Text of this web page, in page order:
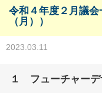
令和４年度２月議
（月））
2023.03.11
１ フューチャーデ